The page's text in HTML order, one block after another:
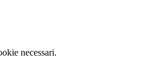
necessari.